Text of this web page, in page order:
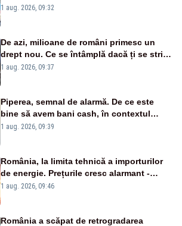
în pericol Centrala Cernavodă era
1 aug. 2026, 09:32
De azi, milioane de români primesc un
drept nou. Ce se întâmplă dacă ți se strică
un produs
1 aug. 2026, 09:37
Piperea, semnal de alarmă. De ce este
bine să avem bani cash, în contextul
alertei energetice?
1 aug. 2026, 09:39
România, la limita tehnică a importurilor
de energie. Prețurile cresc alarmant -
Analiză Realitatea Plus
1 aug. 2026, 09:46
România a scăpat de retrogradarea